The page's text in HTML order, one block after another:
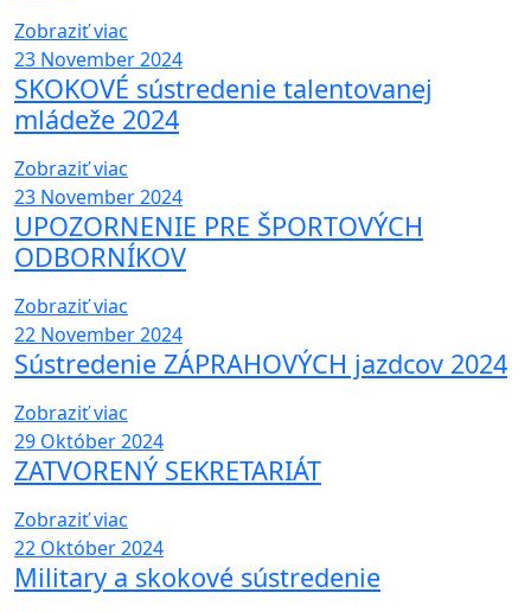
Zobraziť viac
23 November 2024
SKOKOVÉ sústredenie talentovanej
mládeže 2024
Zobraziť viac
23 November 2024
UPOZORNENIE PRE ŠPORTOVÝCH
ODBORNÍKOV
Zobraziť viac
22 November 2024
Sústredenie ZÁPRAHOVÝCH jazdcov 2024
Zobraziť viac
29 Október 2024
ZATVORENÝ SEKRETARIÁT
Zobraziť viac
22 Október 2024
Military a skokové sústredenie